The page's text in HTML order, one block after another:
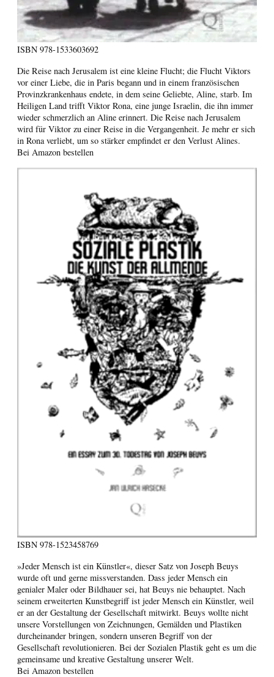
ISBN 978-1533603692
Die Reise nach Jerusalem ist eine kleine Flucht; die Flucht Viktors
vor einer Liebe, die in Paris begann und in einem französischen
Provinzkrankenhaus endete, in dem seine Geliebte, Aline, starb. Im
Heiligen Land trifft Viktor Rona, eine junge Israelin, die ihn immer
wieder schmerzlich an Aline erinnert. Die Reise nach Jerusalem
wird für Viktor zu einer Reise in die Vergangenheit. Je mehr er sich
in Rona verliebt, um so stärker empfindet er den Verlust Alines.
Bei Amazon bestellen
ISBN 978-1523458769
»Jeder Mensch ist ein Künstler«, dieser Satz von Joseph Beuys
wurde oft und gerne missverstanden. Dass jeder Mensch ein
genialer Maler oder Bildhauer sei, hat Beuys nie behauptet. Nach
seinem erweiterten Kunstbegriff ist jeder Mensch ein Künstler, weil
er an der Gestaltung der Gesellschaft mitwirkt. Beuys wollte nicht
unsere Vorstellungen von Zeichnungen, Gemälden und Plastiken
durcheinander bringen, sondern unseren Begriff von der
Gesellschaft revolutionieren. Bei der Sozialen Plastik geht es um die
gemeinsame und kreative Gestaltung unserer Welt.
Bei Amazon bestellen